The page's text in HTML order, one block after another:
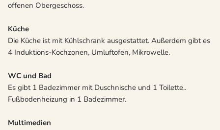
offenen Obergeschoss.
Küche
Die Küche ist mit Kühlschrank ausgestattet. Außerdem gibt es
4 Induktions-Kochzonen, Umluftofen, Mikrowelle.
WC und Bad
Es gibt 1 Badezimmer mit Duschnische und 1 Toilette..
Fußbodenheizung in 1 Badezimmer.
Multimedien